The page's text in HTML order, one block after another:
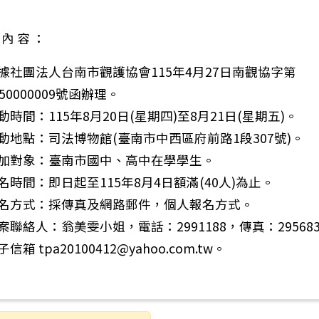
轉知教育部辦理115年數位/網路性別暴力防治短影音
容 ：
社團法人台南市觀護協會115年4月27日南觀協字第
號函辦理。
時間：115年8月20日(星期四)至8月21日(星期五)。
地點：司法博物館(臺南市中西區府前路1段307號)。
對象：臺南市國中、高中在學學生。
時間：即日起至115年8月4日額滿(40人)為止。
方式：採傳真及網路郵件，個人報名方式。
聯絡人：翁美雯小姐，電話：2991188，傳真：
信箱 tpa20100412@yahoo.com.tw。